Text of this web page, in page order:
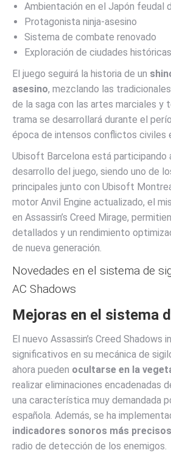
Ambientación en el Japón feudal
Protagonista ninja-asesino
Sistema de combate renovado
Exploración de ciudades
El juego seguirá la historia de un
asesino, mezclando las
de la saga con las artes marciales y
trama se desarrollará durante el
época de intensos conflictos civiles
Ubisoft Barcelona está participando
desarrollo del juego, siendo uno de
principales junto con Ubisoft
motor Anvil Engine actualizado, el
en Assassin’s Creed Mirage,
detallados y un rendimiento
de nueva generación.
Novedades en el sistema de
AC Shadows
Mejoras en el sistema
El nuevo Assassin’s Creed Shadows
significativos en su mecánica de
ahora pueden ocultarse en la
realizar eliminaciones encadenadas
una característica muy demandada
española. Además, se ha
indicadores sonoros más precisos
radio de detección de los enemigos.